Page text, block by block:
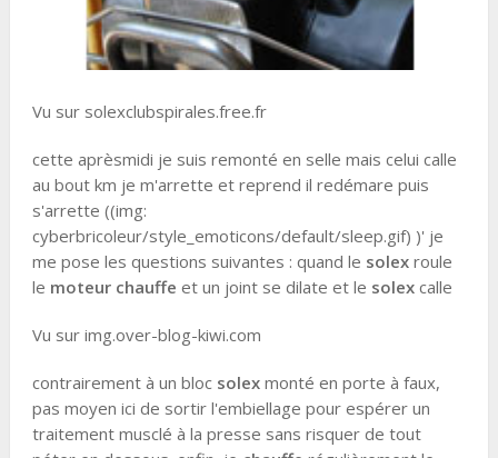
Vu sur solexclubspirales.free.fr
cette aprèsmidi je suis remonté en selle mais celui calle
au bout km je m'arrette et reprend il redémare puis
s'arrette ((img:
cyberbricoleur/style_emoticons/default/sleep.gif) )' je
me pose les questions suivantes : quand le solexroule
le moteur chauffe et un joint se dilate et le solexcalle
Vu sur img.over-blog-kiwi.com
contrairement à un bloc solexmonté en porte à faux,
pas moyen ici de sortir l'embiellage pour espérer un
traitement musclé à la presse sans risquer de tout